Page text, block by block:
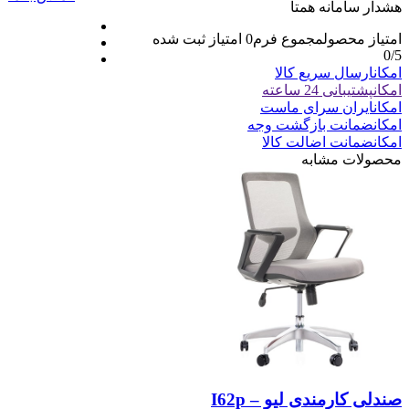
هشدار سامانه همتا
امتیاز محصولمجموع فرم0 امتیاز ثبت شده
0/5
امکانارسال سریع کالا
امکانپشتیبانی 24 ساعته
امکانایران سرای ماست
امکانضمانت بازگشت وجه
امکانضمانت اضالت کالا
محصولات مشابه
صندلی کارمندی لیو – I62p